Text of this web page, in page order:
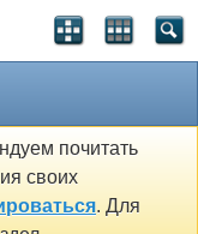
почитать
своих
. Для